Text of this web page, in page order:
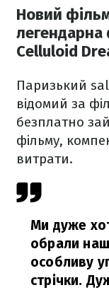
Новий
легендарна
Celluloid
Паризький
відомий за
безплатно
фільму,
витрати.
Ми дуже
обрали
особливу
стрічки.